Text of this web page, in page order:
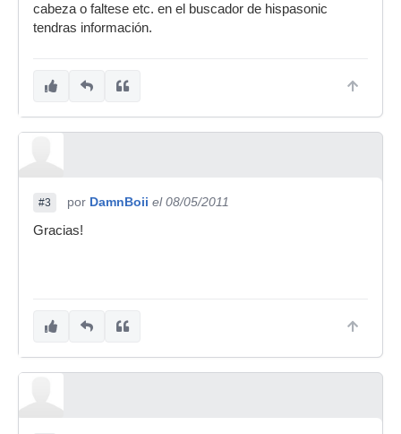
cabeza o faltese etc. en el buscador de hispasonic
tendras información.
#3 por DamnBoii el 08/05/2011
Gracias!